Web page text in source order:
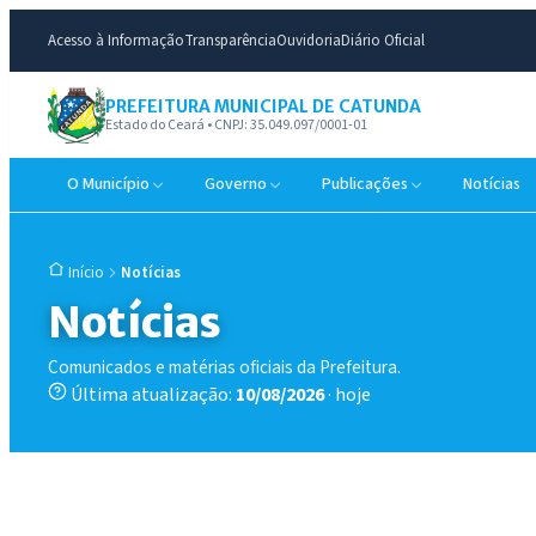
Acesso à InformaçãoTransparênciaOuvidoriaDiário Oficial
PREFEITURA MUNICIPAL DE CATUNDA
Estado do Ceará • CNPJ: 35.049.097/0001-01
O Município Governo Publicações Notícias
Início Notícias
Notícias
Comunicados e matérias oficiais da Prefeitura.
Última atualização: 10/08/2026· hoje